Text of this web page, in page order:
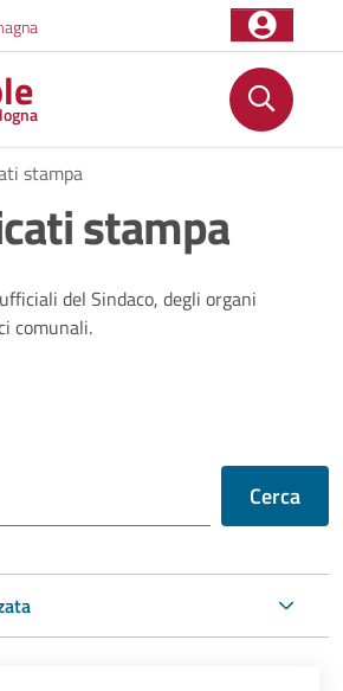
stampa
stampa
del Sindaco, degli organi
comunali.
Cerca